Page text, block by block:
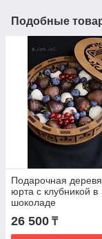
Подобные
Подарочная
юрта с клубникой в
шоколаде
26 500 ₸